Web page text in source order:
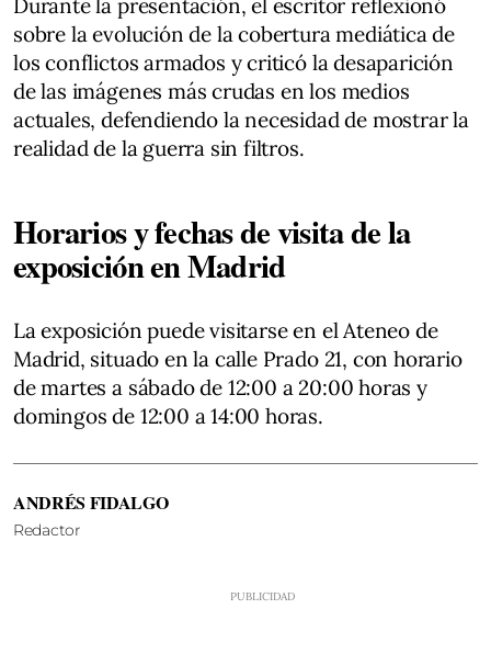
Durante la presentación, el escritor reflexionó
sobre la evolución de la cobertura mediática de
los conflictos armados y criticó la desaparición
de las imágenes más crudas en los medios
actuales, defendiendo la necesidad de mostrar la
realidad de la guerra sin filtros.
Horarios y fechas de visita de la
exposición en Madrid
La exposición puede visitarse en el Ateneo de
Madrid, situado en la calle Prado 21, con horario
de martes a sábado de 12:00 a 20:00 horas y
domingos de 12:00 a 14:00 horas.
ANDRÉS FIDALGO
Redactor